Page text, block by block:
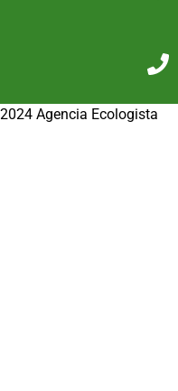
2024 Agencia Ecologista